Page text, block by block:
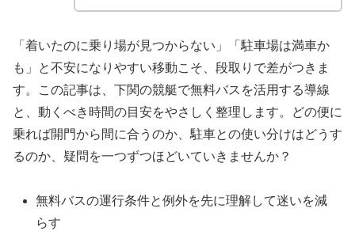
「着いたのに乗り場が見つからない」「駐車場は満車か
も」と不安になりやすい移動こそ、段取りで差がつきま
す。この記事は、下関の競艇で無料バスを活用する導線
と、動くべき時間の目安をやさしく整理します。どの便に
乗れば開門から間に合うのか、駐車との使い分けはどうす
るのか、疑問を一つずつほどいていきませんか？
無料バスの運行条件と例外を先に理解して迷いを減
らす